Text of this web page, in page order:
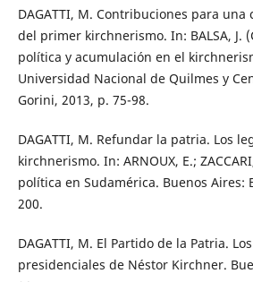
DAGATTI, M. Contribuciones para
del primer kirchnerismo. In: BALSA, J.
política y acumulación en el
Universidad Nacional de Quilmes y
Gorini, 2013, p. 75-98.
DAGATTI, M. Refundar la patria. Los
kirchnerismo. In: ARNOUX, E.;
política en Sudamérica. Buenos Aires:
200.
DAGATTI, M. El Partido de la Patria.
presidenciales de Néstor Kirchner.